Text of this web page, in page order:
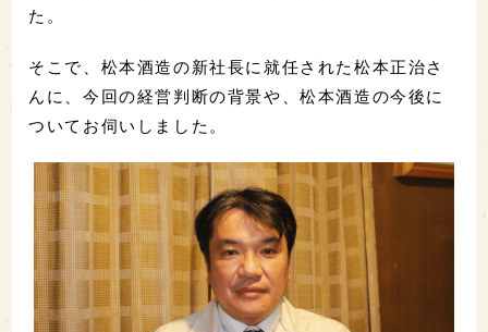
た。
そこで、松本酒造の新社長に就任された松本正治さ
んに、今回の経営判断の背景や、松本酒造の今後に
ついてお伺いしました。